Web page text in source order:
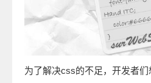
为了解决css的不足，开发者